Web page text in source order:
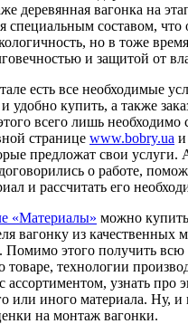
деревянная вагонка на
специальным составом, что
но в тоже
и защитой от
есть все необходимые
удобно купить, а также
всего лишь необходимо
странице www.bobry.ua и
предложат свои услуги.
о работе,
и рассчитать его
«Материалы» можно
вагонку из качественных
Помимо этого получить
технологии
ассортиментом, узнать про
или иного материала. Ну, и
на монтаж вагонки.